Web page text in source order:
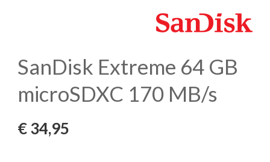
SanDisk Extreme 64 GB
microSDXC 170 MB/s
€34,95